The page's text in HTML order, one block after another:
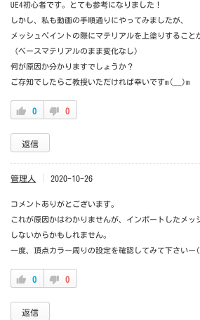
UE4初心者です。とても参考になりました！
しかし、私も動画の手順通りにやってみましたが、
メッシュペイントの際にマテリアルを上塗りすること
（ベースマテリアルのまま変化なし）
何が原因か分かりますでしょうか？
ご存知でしたらご教授いただければ幸いですm(__)m
0 0
返信
管理人 2020-10-26
コメントありがとございます。
これが原因かはわかりませんが、インポートしたメッ
しないからかもしれません。
一度、頂点カラー周りの設定を確認してみて下さいー
0 0
返信